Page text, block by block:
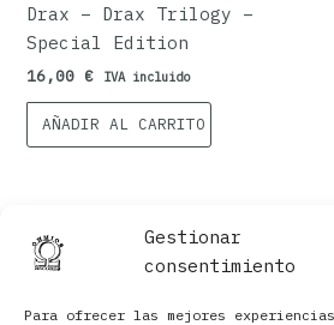
Gestionar
consentimiento
Para ofrecer las mejores
Drax – Drax Trilogy –
Special Edition
16,00 € IVA incluido
AÑADIR AL CARRITO